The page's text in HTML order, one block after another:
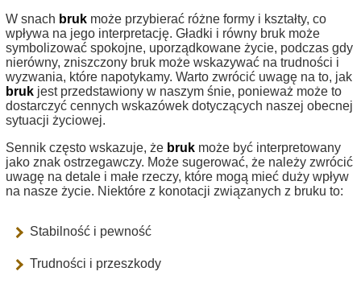
W snach bruk może przybierać różne formy i kształty, co
wpływa na jego interpretację. Gładki i równy bruk może
symbolizować spokojne, uporządkowane życie, podczas gdy
nierówny, zniszczony bruk może wskazywać na trudności i
wyzwania, które napotykamy. Warto zwrócić uwagę na to, jak
bruk jest przedstawiony w naszym śnie, ponieważ może to
dostarczyć cennych wskazówek dotyczących naszej obecnej
sytuacji życiowej.
Sennik często wskazuje, że bruk może być interpretowany
jako znak ostrzegawczy. Może sugerować, że należy zwrócić
uwagę na detale i małe rzeczy, które mogą mieć duży wpływ
na nasze życie. Niektóre z konotacji związanych z bruku to:
Stabilność i pewność
Trudności i przeszkody